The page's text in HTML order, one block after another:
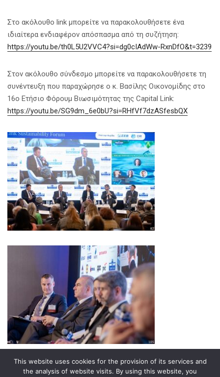
Στο ακόλουθο link μπορείτε να παρακολουθήσετε ένα
ιδιαίτερα ενδιαφέρον απόσπασμα από τη συζήτηση:
https://youtu.be/th0L5U2VVC4?si=dg0cIAdWw-RxnDfO&t=3239
Στον ακόλουθο σύνδεσμο μπορείτε να παρακολουθήσετε τη
συνέντευξη που παραχώρησε ο κ. Βασίλης Οικονομίδης στο
16ο Ετήσιο Φόρουμ Βιωσιμότητας της Capital Link:
https://youtu.be/SG9dm_6e0bU?si=RHfVf7dzASfesbQX
Κοινοποίηση σε
This website uses cookies for the provision of its services and
the analysis of website visits. By using this website, you